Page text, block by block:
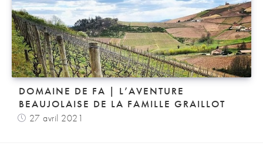
DOMAINE DE FA | L’AVENTURE
BEAUJOLAISE DE LA FAMILLE GRAILLOT
27 avril 2021